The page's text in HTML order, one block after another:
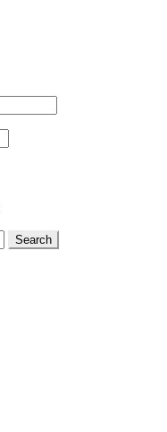
Search